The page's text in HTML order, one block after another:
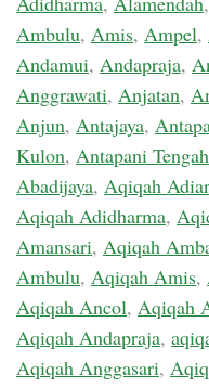
Ambulu, Amis, Ampel,
Andamui, Andapraja,
Anggrawati, Anjatan,
Anjun, Antajaya,
Kulon, Antapani Tengah
Abadijaya, Aqiqah
Aqiqah Adidharma,
Amansari, Aqiqah
Ambulu, Aqiqah Amis,
Aqiqah Ancol, Aqiqah
Aqiqah Andapraja,
Aqiqah Anggasari,